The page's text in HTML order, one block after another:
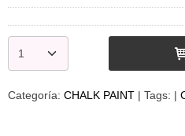
Categoría: CHALK PAINT | Tags: |